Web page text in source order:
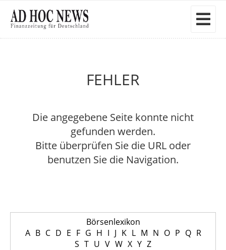
FEHLER
Die angegebene Seite konnte nicht
gefunden werden.
Bitte überprüfen Sie die URL oder
benutzen Sie die Navigation.
Börsenlexikon
A B C D E F G H I J K L M N O P Q R
S T U V W X Y Z